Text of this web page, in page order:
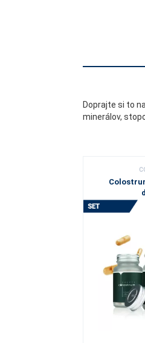
Doprajte si to
minerálov,